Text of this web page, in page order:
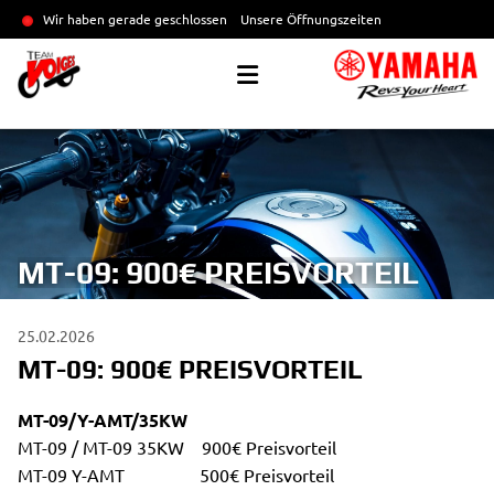
Wir haben gerade geschlossen Unsere Öffnungszeiten
MT-09: 900€ PREISVORTEIL
25.02.2026
MT-09: 900€ PREISVORTEIL
MT-09/Y-AMT/35KW
MT-09 / MT-09 35KW 900€ Preisvorteil
MT-09 Y-AMT 500€ Preisvorteil